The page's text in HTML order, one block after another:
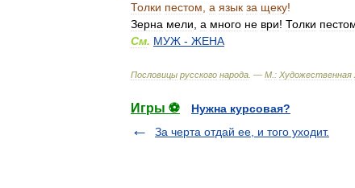
Толки пестом а язык за щеку!
Зерна мели а много не ври! Толки
См. МУЖ - ЖЕНА
Пословицы русского народа . — М : Художественная
Игры ⚽
Нужна курсовая?
За черта отдай ее, и того уходит.